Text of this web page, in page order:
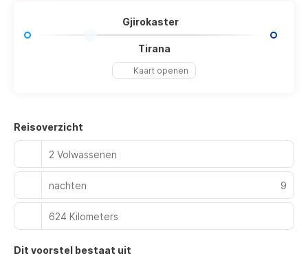
Gjirokaster
Tirana
Kaart openen
Reisoverzicht
2 Volwassenen
nachten 9
624 Kilometers
Dit voorstel bestaat uit